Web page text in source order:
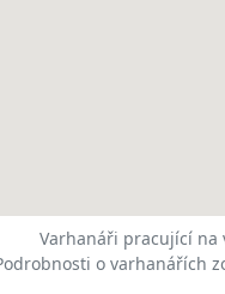
Varhanáři pracující na
o varhanářích